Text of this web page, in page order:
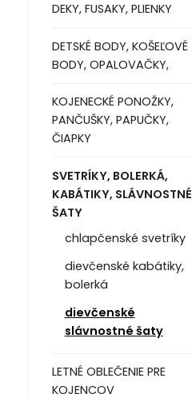
DEKY, FUSAKY, PLIENKY
DETSKÉ BODY, KOŠEĽOVÉ
BODY, OPALOVAČKY,
KOJENECKÉ PONOŽKY,
PANČUŠKY, PAPUČKY,
ČIAPKY
SVETRÍKY, BOLERKÁ,
KABÁTIKY, SLÁVNOSTNÉ
ŠATY
chlapčenské svetríky
dievčenské kabátiky,
bolerká
dievčenské
slávnostné šaty
LETNÉ OBLEČENIE PRE
KOJENCOV